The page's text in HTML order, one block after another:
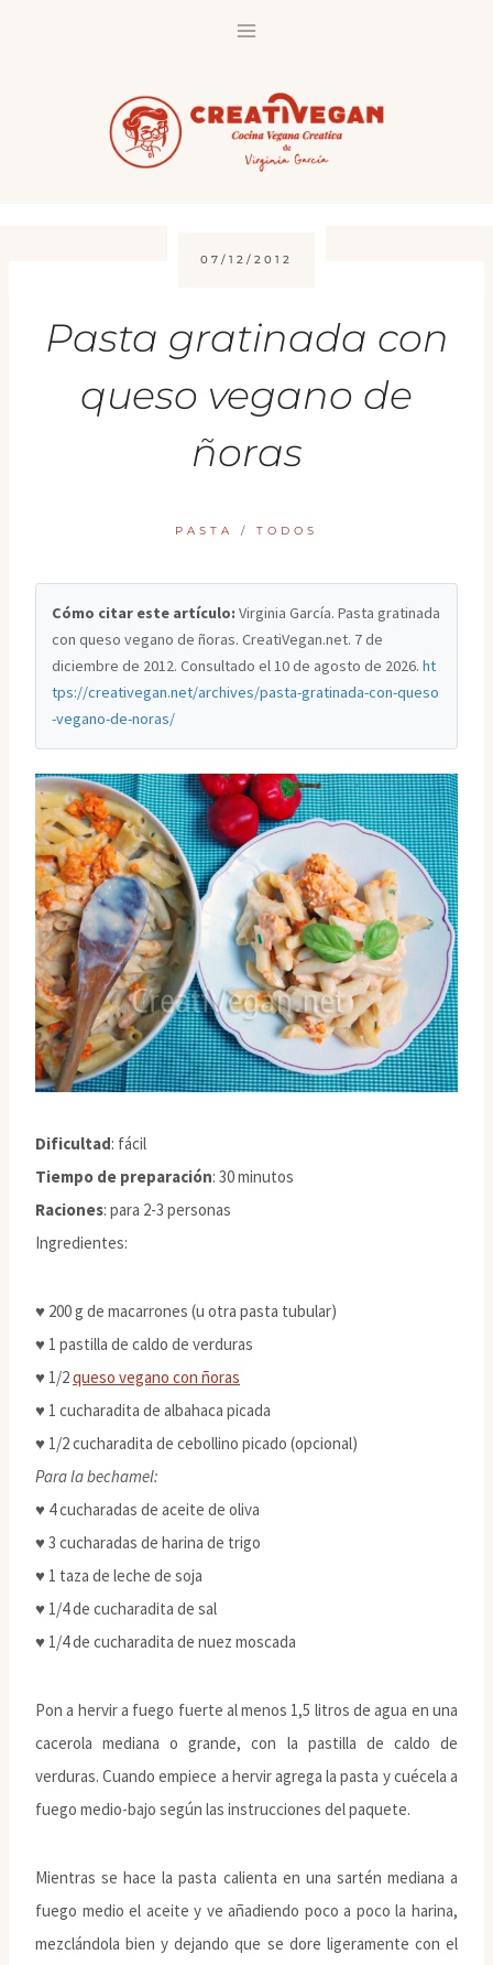
07/12/2012
Pasta gratinada con
queso vegano de
ñoras
PASTA / TODOS
Cómo citar este artículo: Virginia García. Pasta gratinada
con queso vegano de ñoras. CreatiVegan.net. 7 de
diciembre de 2012. Consultado el10 de agosto de 2026.ht
tps://creativegan.net/archives/pasta-gratinada-con-queso
-vegano-de-noras/
Dificultad: fácil
Tiempo de preparación: 30 minutos
Raciones: para 2-3 personas
Ingredientes:
♥ 200 g de macarrones (u otra pasta tubular)
♥ 1 pastilla de caldo de verduras
♥ 1/2queso vegano con ñoras
♥ 1 cucharadita de albahaca picada
♥ 1/2 cucharadita de cebollino picado (opcional)
Para la bechamel:
♥ 4 cucharadas de aceite de oliva
♥ 3 cucharadas de harina de trigo
♥ 1 taza de leche de soja
♥ 1/4 de cucharadita de sal
♥ 1/4 de cucharadita de nuez moscada
Pon a hervir a fuego fuerte al menos 1,5 litros de agua en una
cacerola mediana o grande, con la pastilla de caldo de
verduras. Cuando empiece a hervir agrega la pasta y cuécela a
fuego medio-bajo según las instrucciones del paquete.
Mientras se hace la pasta calienta en una sartén mediana a
fuego medio el aceite y ve añadiendo poco a poco la harina,
mezclándola bien y dejando que se dore ligeramente con el